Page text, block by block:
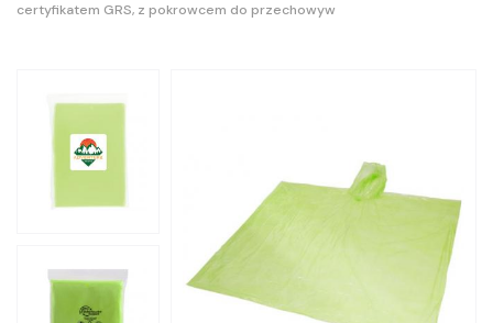
certyfikatem GRS, z pokrowcem do przechowyw